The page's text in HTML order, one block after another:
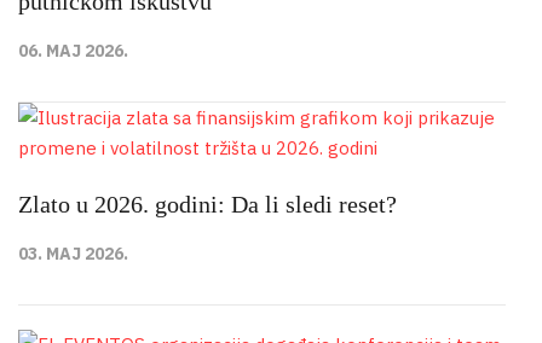
06. MAJ 2026.
Zlato u 2026. godini: Da li sledi reset?
03. MAJ 2026.